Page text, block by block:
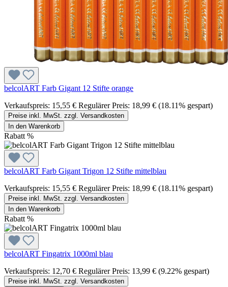
belcolART Farb Gigant 12 Stifte orange
Verkaufspreis: 15,55 € Regulärer Preis: 18,99 € (18.11% gespart)
Preise inkl. MwSt. zzgl. Versandkosten
In den Warenkorb
Rabatt %
belcolART Farb Gigant Trigon 12 Stifte mittelblau
Verkaufspreis: 15,55 € Regulärer Preis: 18,99 € (18.11% gespart)
Preise inkl. MwSt. zzgl. Versandkosten
In den Warenkorb
Rabatt %
belcolART Fingatrix 1000ml blau
Verkaufspreis: 12,70 € Regulärer Preis: 13,99 € (9.22% gespart)
Preise inkl. MwSt. zzgl. Versandkosten